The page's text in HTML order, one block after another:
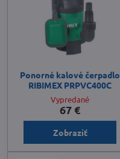
Ponorné kalové čerpadlo
RIBIMEX PRPVC400C
Vypredané
67 €
Zobraziť